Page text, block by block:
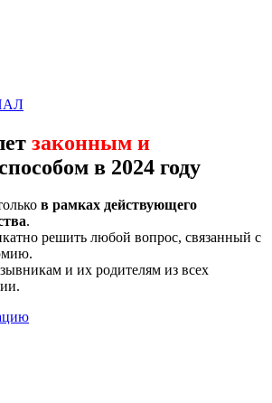
законным и
в 2024 году
в рамках действующего
.
решить любой вопрос, связанный с
и их родителям из всех